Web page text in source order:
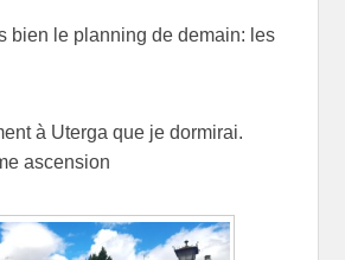
bien le planning de demain: les
à Uterga que je dormirai.
ascension